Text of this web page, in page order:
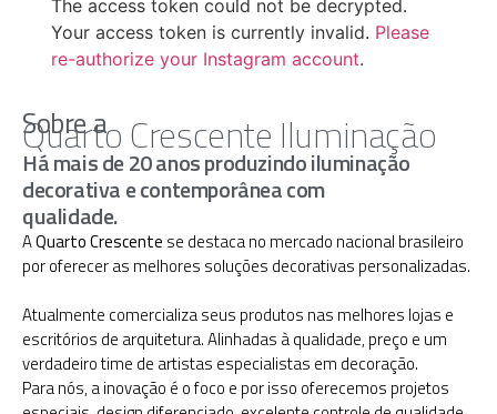
The access token could not be decrypted.
Your access token is currently invalid. Please
re-authorize your Instagram account.
Sobre a
Quarto Crescente Iluminação
Há mais de 20 anos produzindo iluminação
decorativa e contemporânea com
qualidade.
AQuarto Crescente se destaca no mercado nacional brasileiro
por oferecer as melhores soluções decorativas personalizadas.
Atualmente comercializa seus produtos nas melhores lojas e
escritórios de arquitetura. Alinhadas à qualidade, preço e um
verdadeiro time de artistas especialistas em decoração.
Para nós, a inovação é o foco e por isso oferecemos projetos